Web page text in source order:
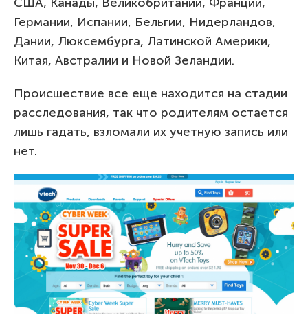
Германии, Испании, Бельгии, Нидерландов,
Дании, Люксембурга, Латинской Америки,
Китая, Австралии и Новой Зеландии.
Происшествие все еще находится на стадии
расследования, так что родителям остается
лишь гадать, взломали их учетную запись или
нет.